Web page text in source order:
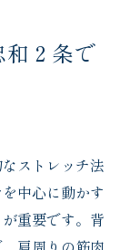
２条で
ストレッチ法
中心に動かす
重要です。背